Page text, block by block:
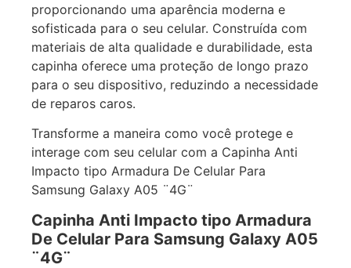
proporcionando uma aparência moderna e
sofisticada para o seu celular. Construída com
materiais de alta qualidade e durabilidade, esta
capinha oferece uma proteção de longo prazo
para o seu dispositivo, reduzindo a necessidade
de reparos caros.
Transforme a maneira como você protege e
interage com seu celular com a Capinha Anti
Impacto tipo Armadura De Celular Para
Samsung Galaxy A05 ¨4G¨
Capinha Anti Impacto tipo Armadura
De Celular Para Samsung Galaxy A05
¨4G¨